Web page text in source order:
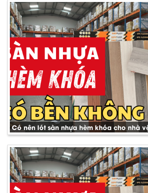
Có nên lót sàn nhựa hèm khóa cho nhà